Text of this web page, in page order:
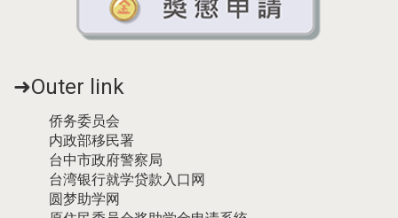
➜Outer link
侨务委员会
内政部移民署
台中市政府警察局
台湾银行就学贷款入口网
圆梦助学网